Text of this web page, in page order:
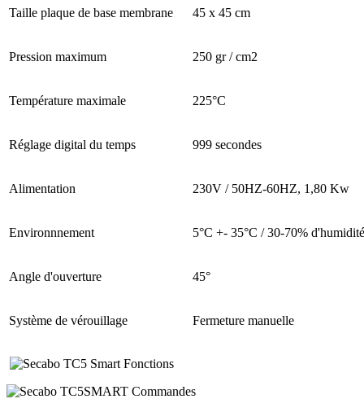
Taille plaque de base membrane 45 x 45 cm
Pression maximum 250 gr / cm2
Température maximale 225°C
Réglage digital du temps 999 secondes
Alimentation 230V / 50HZ-60HZ, 1,80 Kw
Environnnement 5°C +- 35°C / 30-70%
Angle d'ouverture 45°
Système de vérouillage Fermeture manuelle